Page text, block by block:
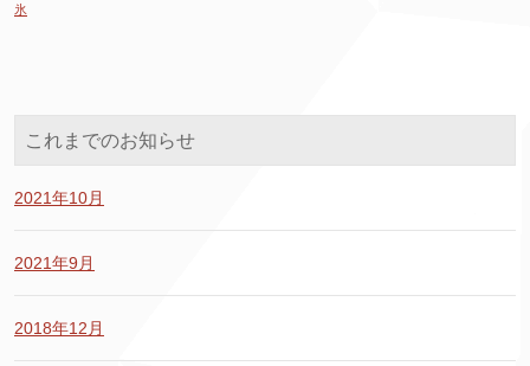
氷
これまでのお知らせ
2021年10月
2021年9月
2018年12月